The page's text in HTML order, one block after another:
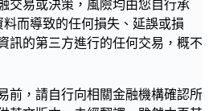
交易或決策，風險均由您自行承
而導致的任何損失、延誤或損
訊的第三方進行的任何交易，概不
前，請自行向相關金融機構確認所